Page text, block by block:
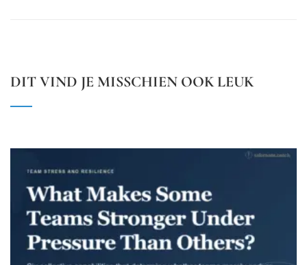
DIT VIND JE MISSCHIEN OOK LEUK